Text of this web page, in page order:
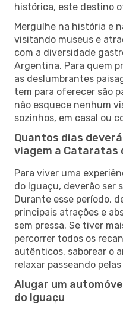
histórica, este destino
Mergulhe na história e
visitando museus e
com a diversidade
Argentina. Para quem
as deslumbrantes
tem para oferecer são
não esquece nenhum
sozinhos, em casal ou
Quantos dias
viagem a Cataratas
Para viver uma
do Iguaçu, deverão ser
Durante esse período,
principais atrações e
sem pressa. Se tiver
percorrer todos os
autênticos, saborear o
relaxar passeando
Alugar um
do Iguaçu